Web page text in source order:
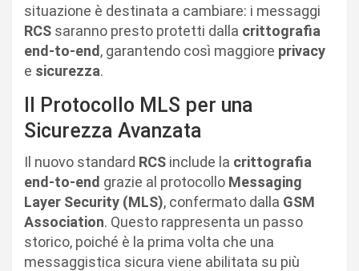
situazione è destinata a cambiare: i messaggi
RCS saranno presto protetti dalla crittografia
end-to-end, garantendo così maggiore privacy
e sicurezza.
Il Protocollo MLS per una
Sicurezza Avanzata
Il nuovo standard RCS include la crittografia
end-to-end grazie al protocollo Messaging
Layer Security (MLS), confermato dalla GSM
Association. Questo rappresenta un passo
storico, poiché è la prima volta che una
messaggistica sicura viene abilitata su più